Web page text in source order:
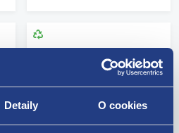
Detaily O cookies